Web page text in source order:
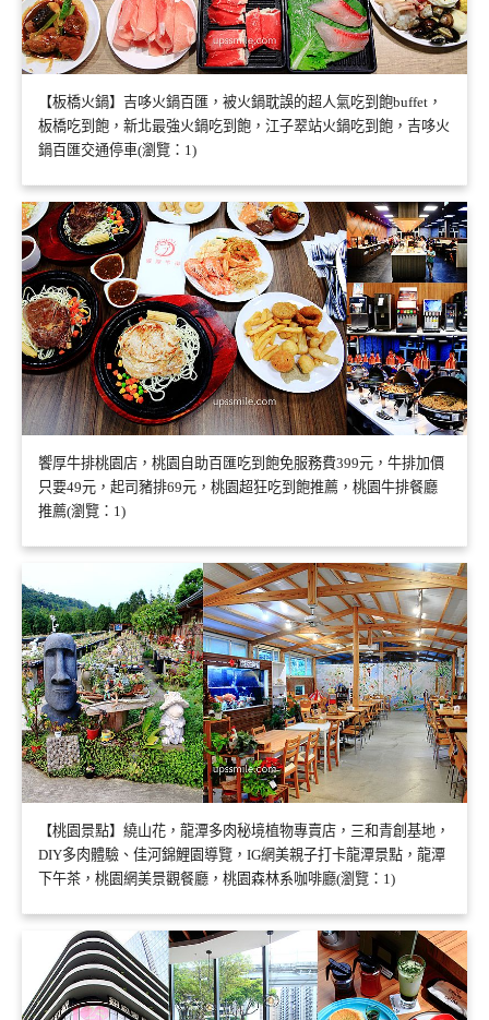
【板橋火鍋】吉哆火鍋百匯，被火鍋耽誤的超人氣吃到飽buffet，
板橋吃到飽，新北最強火鍋吃到飽，江子翠站火鍋吃到飽，吉哆火
鍋百匯交通停車(瀏覽：1)
饗厚牛排桃園店，桃園自助百匯吃到飽免服務費399元，牛排加價
只要49元，起司豬排69元，桃園超狂吃到飽推薦，桃園牛排餐廳
推薦(瀏覽：1)
【桃園景點】繞山花，龍潭多肉秘境植物專賣店，三和青創基地，
DIY多肉體驗、佳河錦鯉園導覽，IG網美親子打卡龍潭景點，龍潭
下午茶，桃園網美景觀餐廳，桃園森林系咖啡廳(瀏覽：1)